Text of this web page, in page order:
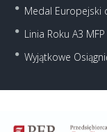
Medal Europejski
Linia Roku A3 MFP
Wyjątkowe